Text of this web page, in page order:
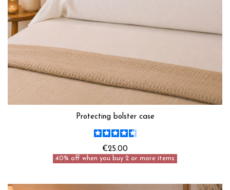
Protecting bolster case
€25.00
40% off when you buy 2 or more items